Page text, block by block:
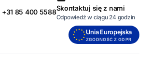
85 400 5588Skontaktuj się z nami
Odpowiedź w ciągu 24 godzin
Unia Europejska
ZGODNOŚĆ Z GDPR